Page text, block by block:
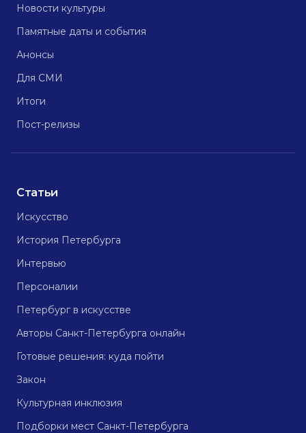
Новости культуры
Памятные даты и события
Анонсы
Для СМИ
Итоги
Пост-релизы
Статьи
Искусство
История Петербурга
Интервью
Персоналии
Петербург в искусстве
Авторы Санкт-Петербурга онлайн
Готовые решения: куда пойти
Закон
Культурная инклюзия
Подборки мест Санкт-Петербурга